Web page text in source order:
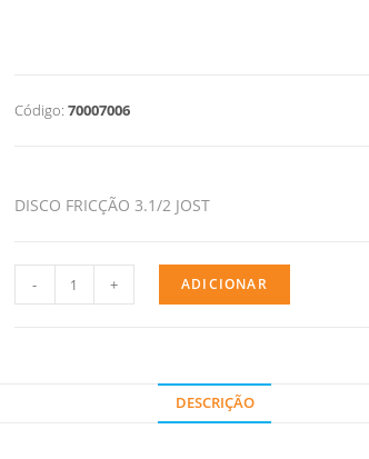
Código: 70007006
DISCO FRICÇÃO 3.1/2 JOST
- + ADICIONAR
DESCRIÇÃO